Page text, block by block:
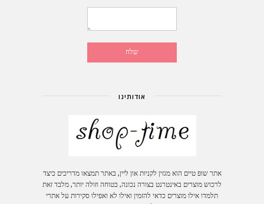
אודותינו
אתר שופ טיים הוא מגזין לקניות און ליין, באתר תמצאו מדריכים כיצד
לרכוש מוצרים באינטרנט בצורה נכונה, בטוחה וזולה יותר, מלבד זאת
תלמדו אילו מוצרים כדאי להזמין ואילו לא ואפילו סקירות על אתרי